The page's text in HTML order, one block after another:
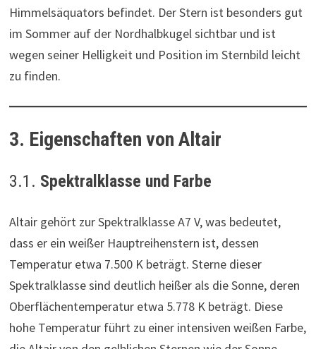
Himmelsäquators befindet. Der Stern ist besonders gut
im Sommer auf der Nordhalbkugel sichtbar und ist
wegen seiner Helligkeit und Position im Sternbild leicht
zu finden.
3. Eigenschaften von Altair
3.1. Spektralklasse und Farbe
Altair gehört zur Spektralklasse A7 V, was bedeutet,
dass er ein weißer Hauptreihenstern ist, dessen
Temperatur etwa 7.500 K beträgt. Sterne dieser
Spektralklasse sind deutlich heißer als die Sonne, deren
Oberflächentemperatur etwa 5.778 K beträgt. Diese
hohe Temperatur führt zu einer intensiven weißen Farbe,